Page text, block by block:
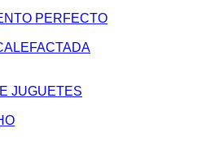
PERFECTO
JUGUETES